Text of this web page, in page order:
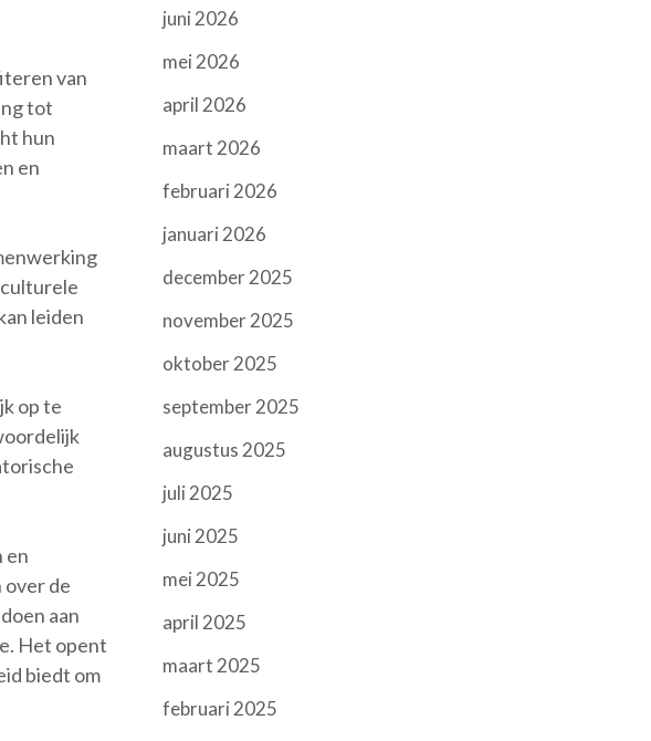
van
tot
hun
en
leiden
op te
en
de
aan
Het opent
biedt om
juni 2026
mei 2026
april 2026
maart 2026
februari 2026
januari 2026
december 2025
november 2025
oktober 2025
september 2025
augustus 2025
juli 2025
juni 2025
mei 2025
april 2025
maart 2025
februari 2025